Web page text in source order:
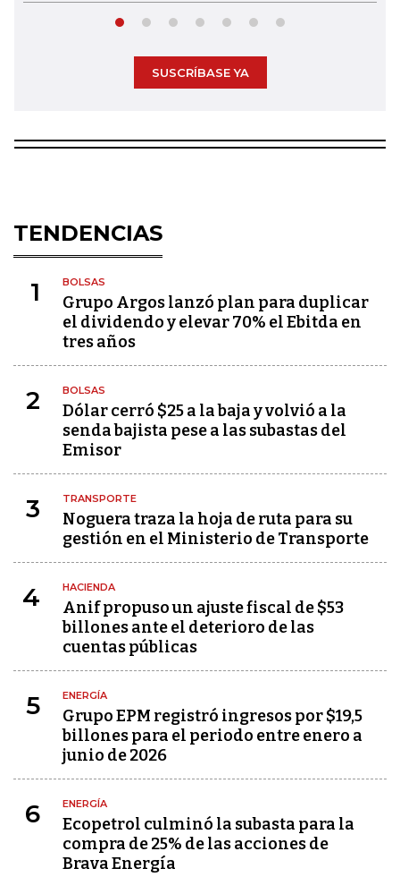
SUSCRÍBASE YA
TENDENCIAS
1 BOLSAS
Grupo Argos lanzó plan para duplicar
el dividendo y elevar 70% el Ebitda en
tres años
2 BOLSAS
Dólar cerró $25 a la baja y volvió a la
senda bajista pese a las subastas del
Emisor
3 TRANSPORTE
Noguera traza la hoja de ruta para su
gestión en el Ministerio de Transporte
4 HACIENDA
Anif propuso un ajuste fiscal de $53
billones ante el deterioro de las
cuentas públicas
5 ENERGÍA
Grupo EPM registró ingresos por $19,5
billones para el periodo entre enero a
junio de 2026
6 ENERGÍA
Ecopetrol culminó la subasta para la
compra de 25% de las acciones de
Brava Energía